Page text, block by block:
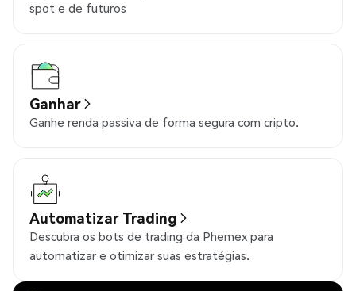
spot e de futuros
Ganhar
Ganhe renda passiva de forma segura com cripto.
Automatizar Trading
Descubra os bots de trading da Phemex para
automatizar e otimizar suas estratégias.